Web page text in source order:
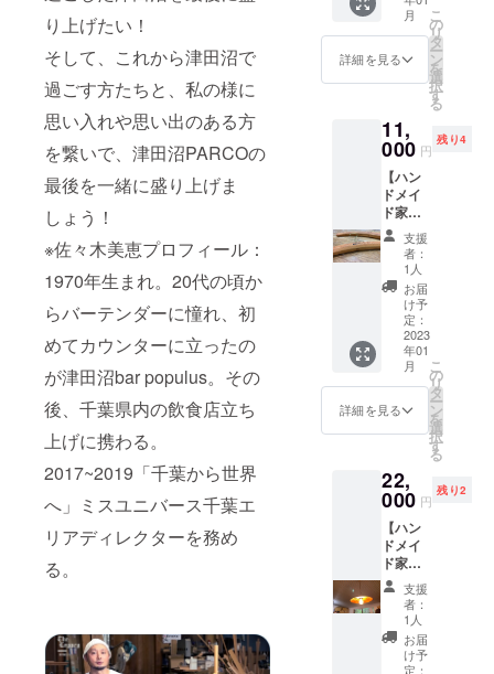
り上げたい！
そして、これから津田沼で
過ごす方たちと、私の様に
思い入れや思い出のある方
を繋いで、津田沼PARCOの
最後を一緒に盛り上げま
しょう！
※佐々木美恵プロフィール：
1970年生まれ。20代の頃か
らバーテンダーに憧れ、初
めてカウンターに立ったの
が津田沼bar populus。その
後、千葉県内の飲食店立ち
上げに携わる。
2017~2019「千葉から世界
へ」ミスユニバース千葉エ
リアディレクターを務め
る。
更があ
る場合
がござ
いま
す。 ・
設備故
障や天
災、交
通スト
ライキ
など不
可抗力
の事由
によ
り、イ
ベント
実施不
可能と
判断さ
れた場
合は中
止とな
りま
す。但
ケット
の払い
戻しは
出来ま
せんの
で、予
めご了
承くだ
さい。
※価格は
税込・
送料込
なる場
合があ
す。環
境によ
生する
可能性
があり
ます。
以下の
点にご
注意く
ださ
い。 ※
直射日
光、冷
暖房機
に直接
当たら
ないよ
願いし
ます。
高い場
所に長
時間置
かれま
すと、
カビの
発生、
付着す
る可能
性があ
りま
す。 ※
年 ※解
凍後は2
売元：
習志野
習志野
ソー
セージ
は販売
元より
直接発
送いた
します
のでお
預かり
した個
人情報
は販売
元にも
開示さ
ただき
ます。
※価格は
送料込
の価格
となり
ます。
※画像は
イメー
ジで
す。
[LIVE]
DELI
from
NITRO
PHONE
GROUN
D・ラッ
パ我リ
ヤ・
YOU
THE
ROCK
★&DJ
DA-
15・大
蛇・
DOSUK
RAPPE
RS・
MIKRIS
・
DANIEL
・
FOOTP
RINT
Vo.麻ー
や Dj
HYO-
E・
WODDY
FUNK
[SOUN
コラボT
シャ
ツ。９
０年代
サンプ
リング
して千
葉の誇
る伝説
のロッ
クス
ターで
あり、
津田沼
PARCO
の象徴
的人物
でもあ
『ジャ
ガー』
アカ
ラーの
異なる
２color
を展
開。各
色50枚
の限定
生産。
※サイズ
はお申
は今回
のプロ
ジェク
ト名で
ある
Legacy
』オリ
ジナル
ロゴを
入れ、
バック
には世
代的に
も同世
代にあ
たる津
田沼
PARCO
の45周
年にち
なん
で、
ポーツ
でも影
響を
もっと
も受け
たス
ポーツ
選手が
一時的
に付け
ていた
月
詳細を見る
こ
の
リ
タ
ー
ン
を
選
択
す
る
11,
000 円
残り4
【ハン
ドメイ
ド家具
保精郎
（hoshi
rou ）
ハン
ガー
セッ
ト】
（限定5
本） 千
葉県産
の欅
（けや
き）を
た保精
郎オリ
ジナル
のハン
ドメイ
ドハン
ガー
セッ
ト。 ●
材質：
千葉県
支援
者：
1人
お届
け予
定：
2023
年01
月
詳細を見る
こ
の
リ
タ
ー
ン
を
選
択
す
る
22,
000 円
残り2
【ハン
ドメイ
ド家具
保精郎
（hoshi
rou ）
オリジ
ナルラ
ンプ
支援
者：
1人
お届
け予
定：